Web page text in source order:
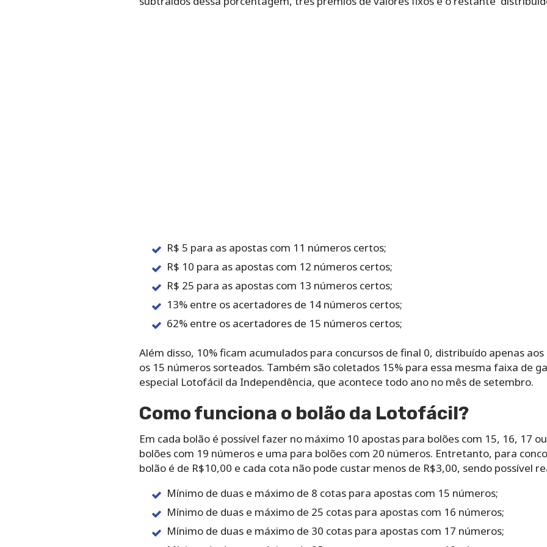
R$‌ ‌5 para‌ ‌as‌ ‌apostas‌ ‌com‌ ‌11‌ ‌números‌ ‌certos‌;‌ ‌
R$‌ ‌10 para‌ ‌as‌ ‌apostas‌ ‌com‌ ‌12‌ ‌números‌ ‌certos;‌ ‌
R$‌ ‌25 para‌ ‌as‌ ‌apostas‌ ‌com‌ ‌13‌ ‌números‌ ‌certos;‌ ‌
13%‌ entre‌ ‌os‌ ‌acertadores‌ ‌de‌ ‌14‌ ‌números certos;‌
62% entre‌ ‌os‌ ‌acertadores‌ ‌de‌ ‌15‌ ‌números certos;‌ ‌
Além‌ ‌disso,‌ ‌10%‌ ‌ficam‌ ‌acumulados‌ ‌para‌ ‌concursos‌ ‌de‌ ‌final‌ ‌0, distribuído‌ apenas
‌os‌ ‌15‌ ‌números‌ ‌sorteados.‌ Também são‌ ‌coletados‌ ‌15%‌ ‌para‌ essa‌ ‌mesma‌ ‌faixa‌ ‌de‌
‌especial‌ ‌Lotofácil‌ ‌da‌ ‌Independência,‌ ‌que‌ acontece‌ ‌todo‌ ‌ano‌ ‌no‌ ‌mês‌ ‌de‌ ‌setembro.‌
Como‌ ‌funciona‌ ‌o‌ ‌bolão da Lotofácil?‌ ‌
Em‌ ‌cada‌ ‌bolão‌ ‌é‌ ‌possível‌ ‌fazer‌ ‌no‌ ‌máximo‌ ‌10‌ ‌apostas‌ ‌para‌ ‌bolões‌ ‌com‌ ‌15,‌ ‌16,‌ ‌17‌
‌bolões‌ ‌com‌ ‌19‌ ‌números‌ ‌e‌ ‌uma‌ ‌para‌ ‌bolões‌ ‌com‌ ‌20‌ ‌números.‌ Entretanto, para‌
‌bolão‌ ‌é‌ ‌de‌ ‌R$10,00‌ ‌e‌ ‌cada‌ ‌cota‌ ‌não‌ ‌pode‌ ‌custar‌ ‌menos‌ ‌de‌ ‌R$3,00,‌ ‌sendo‌ ‌possível‌
Mínimo‌ ‌de‌ ‌duas‌ ‌e‌ ‌máximo‌ ‌de‌ ‌8‌ ‌cotas‌ para‌ ‌apostas‌ ‌com‌ ‌15‌ ‌números;‌ ‌
Mínimo‌ ‌de‌ ‌duas‌ ‌e‌ ‌máximo‌ ‌de‌ ‌25‌ ‌cotas para‌ ‌apostas‌ ‌com‌ ‌16‌ ‌números‌;‌ ‌
Mínimo‌ ‌de‌ ‌duas‌ ‌e‌ ‌máximo‌ ‌de‌ ‌30‌ ‌cotas ‌para‌ ‌apostas‌ ‌com‌ ‌17‌ ‌números;‌ ‌